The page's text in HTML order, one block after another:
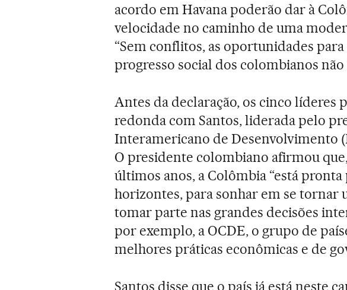
acordo em Havana poderão dar à
velocidade no caminho de uma
“Sem conflitos, as oportunidades
progresso social dos colombianos
Antes da declaração, os cinco líderes
redonda com Santos, liderada pelo
Interamericano de Desenvolvimento
O presidente colombiano afirmou que,
últimos anos, a Colômbia “está
horizontes, para sonhar em se tornar
tomar parte nas grandes decisões
por exemplo, a OCDE, o grupo de
melhores práticas econômicas e de
Santos disse que o país já está neste